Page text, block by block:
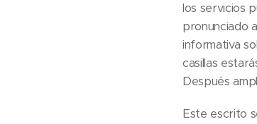
los servicios
pronunciado
informativa
casillas
Después
Este escrito